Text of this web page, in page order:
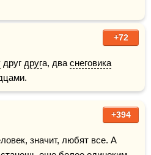
+72
друг друга, два снеговика
+394
значит, любят все. А